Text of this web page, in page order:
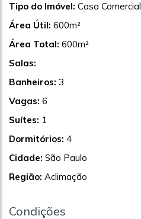
Tipo do Imóvel: Casa Comercial
Área Útil: 600m²
Área Total: 600m²
Salas:
Banheiros: 3
Vagas: 6
Suítes: 1
Dormitórios: 4
Cidade: São Paulo
Região: Aclimação
Condições